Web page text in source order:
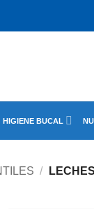
HIGIENE BUCAL
/